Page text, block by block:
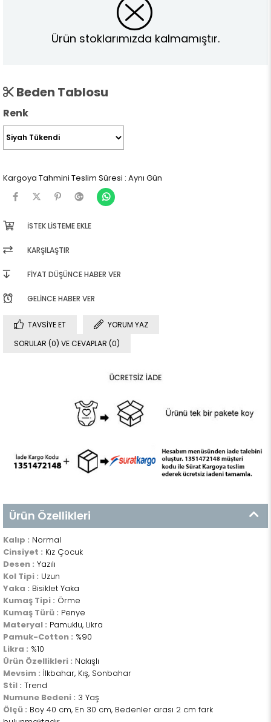
Ürün stoklarımızda kalmamıştır.
Beden Tablosu
Renk
Kargoya Tahmini Teslim Süresi : Aynı Gün
İSTEK LISTEME EKLE
KARŞILAŞTIR
FIYAT DÜŞÜNCE HABER VER
GELINCE HABER VER
TAVSIYE ET
YORUM YAZ
SORULAR (0) VE CEVAPLAR (0)
Ürün Özellikleri
Kalıp : Normal
Cinsiyet : Kız Çocuk
Desen : Yazılı
Kol Tipi : Uzun
Yaka : Bisiklet Yaka
Kumaş Tipi : Örme
Kumaş Türü : Penye
Materyal : Pamuklu, Likra
Pamuk-Cotton : %90
Likra : %10
Ürün Özellikleri : Nakışlı
Mevsim : İlkbahar, Kış, Sonbahar
Stil : Trend
Numune Bedeni : 3 Yaş
Ölçü : Boy 40 cm, En 30 cm, Bedenler arası 2 cm fark